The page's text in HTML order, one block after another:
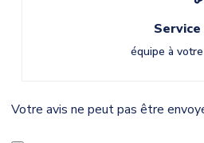
équipe à
Votre avis ne peut pas être